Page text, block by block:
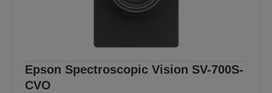
Epson Spectroscopic Vision SV-700S-
CVO